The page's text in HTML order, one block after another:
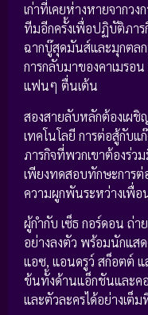
เก่าที่เคยห่างหายจากว
ทีมอีกครั้งเพื่อปฏิบัติภา
ฉากบู๊สุดมันส์และมุกตลก
การกลับมาของคาเมรอ
แฟนๆ ตื่นเต้น
สองสายลับหลักต้องเผ
เทคโนโลยี การต่อสู้กับ
ภารกิจที่พวกเขาต้องร่ว
เพียงทดสอบทักษะการต่
ความผูกพันระหว่างเพื่
ผู้กำกับ เซ็ธ กอร์ดอน ถ่
อย่างลงตัว พร้อมนักแส
แอซ, แอนดรูว์ สก็อตต์ แ
ข้นทั้งด้านแอ็กชันและคอ
และตัวละครได้อย่างเต็ม